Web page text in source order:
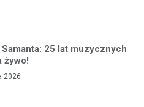
25 lat muzycznych
żywo!
2026